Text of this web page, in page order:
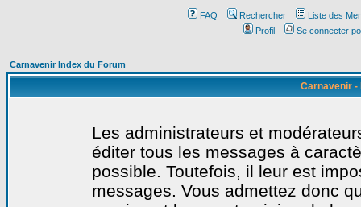
FAQ Rechercher
Liste des
Profil
Se connecter
Carnavenir Index du Forum
Carnavenir -
Les administrateurs et
éditer tous les messages à
possible. Toutefois, il leur est
messages. Vous admettez donc